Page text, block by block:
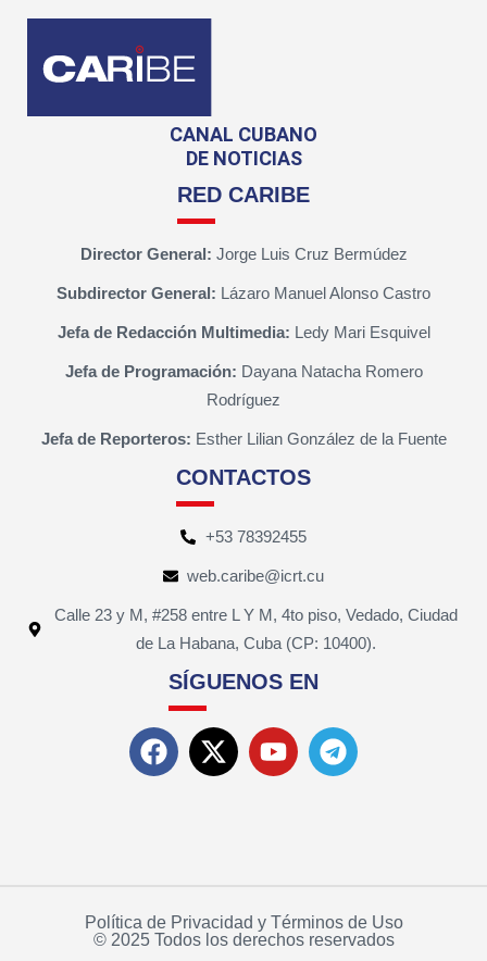
CANAL CUBANO
DE NOTICIAS
RED CARIBE
Director General: Jorge Luis Cruz Bermúdez
Subdirector General: Lázaro Manuel Alonso Castro
Jefa de Redacción Multimedia: Ledy Mari Esquivel
Jefa de Programación: Dayana Natacha Romero
Rodríguez
Jefa de Reporteros: Esther Lilian González de la Fuente
CONTACTOS
+53 78392455
web.caribe@icrt.cu
Calle 23 y M, #258 entre L Y M, 4to piso, Vedado, Ciudad
de La Habana, Cuba (CP: 10400).
SÍGUENOS EN
Política de Privacidad y Términos de Uso
© 2025 Todos los derechos reservados